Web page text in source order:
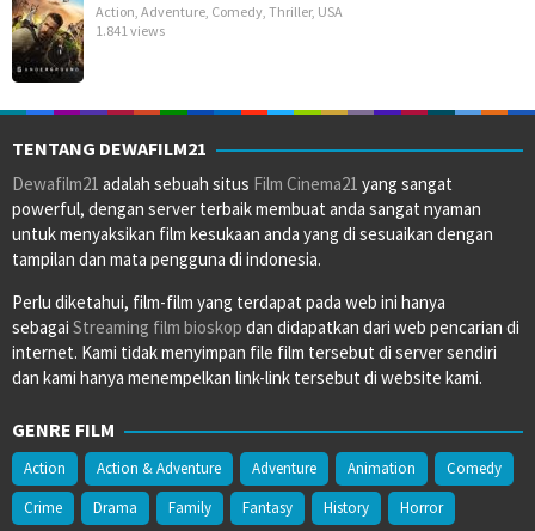
Action Adventure Comedy Thriller, USA
1.841 views
TENTANG DEWAFILM21
Dewafilm21 adalah sebuah situs Film Cinema21 yang sangat
powerful, dengan server terbaik membuat anda sangat nyaman
untuk menyaksikan film kesukaan anda yang di sesuaikan dengan
tampilan dan mata pengguna di indonesia.
Perlu diketahui, film-film yang terdapat pada web ini hanya
sebagai Streaming film bioskop dan didapatkan dari web pencarian di
internet. Kami tidak menyimpan file film tersebut di server sendiri
dan kami hanya menempelkan link-link tersebut di website kami.
GENRE FILM
Action Action & Adventure Adventure Animation
Comedy
Crime
Drama Family Fantasy History Horror